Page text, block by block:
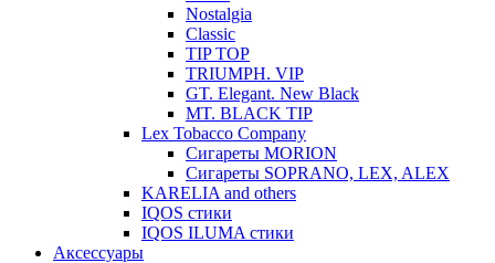
Nostalgia
Classic
TIP TOP
TRIUMPH. VIP
GT. Elegant. New Black
MT. BLACK TIP
Lex Tobacco Company
Сигареты MORION
Сигареты SOPRANO, LEX, ALEX
KARELIA and others
IQOS стики
IQOS ILUMA стики
Аксессуары